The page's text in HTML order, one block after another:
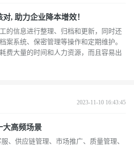
, 助力企业降本增效！
的信息进行整理、归档和更新，同时还
案系统、保密管理等操作和定期维护。
费大量的时间和人力资源，而且容易出
2023-11-10 16:43:45
大高频场景
、供应链管理、市场推广、质量管理、